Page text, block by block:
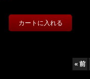
« 前